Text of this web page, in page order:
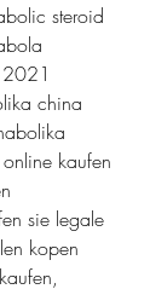
steroid
china
kaufen
sie legale
kopen